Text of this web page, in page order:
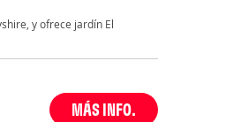
y ofrece jardín El
MÁS INFO.